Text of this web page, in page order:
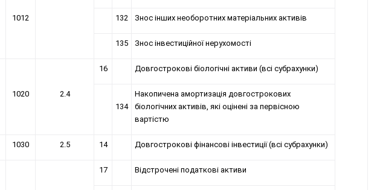
1012 132 Знос інших необоротних матеріальних активів
135 Знос інвестиційної нерухомості
1020 2.4
16 Довгострокові біологічні активи (всі субрахунки)
134
Накопичена амортизація довгострокових
біологічних активів, які оцінені за первісною
вартістю
1030 2.5 14 Довгострокові фінансові інвестиції (всі субрахунки)
17 Відстрочені податкові активи